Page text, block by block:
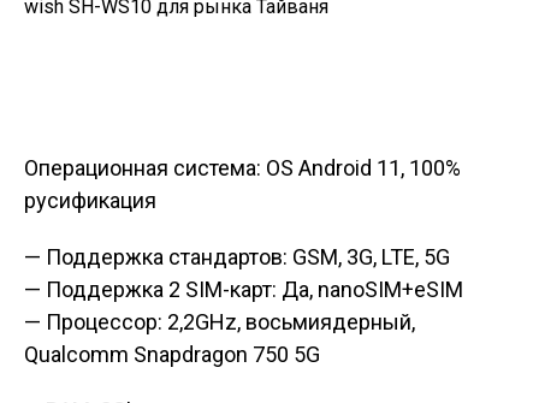
Операционная система: OS Android 11, 100%
русификация
— Поддержка стандартов: GSM, 3G, LTE, 5G
— Поддержка 2 SIM-карт: Да, nanoSIM+eSIM
— Процессор: 2,2GHz, восьмиядерный,
Qualcomm Snapdragon 750 5G